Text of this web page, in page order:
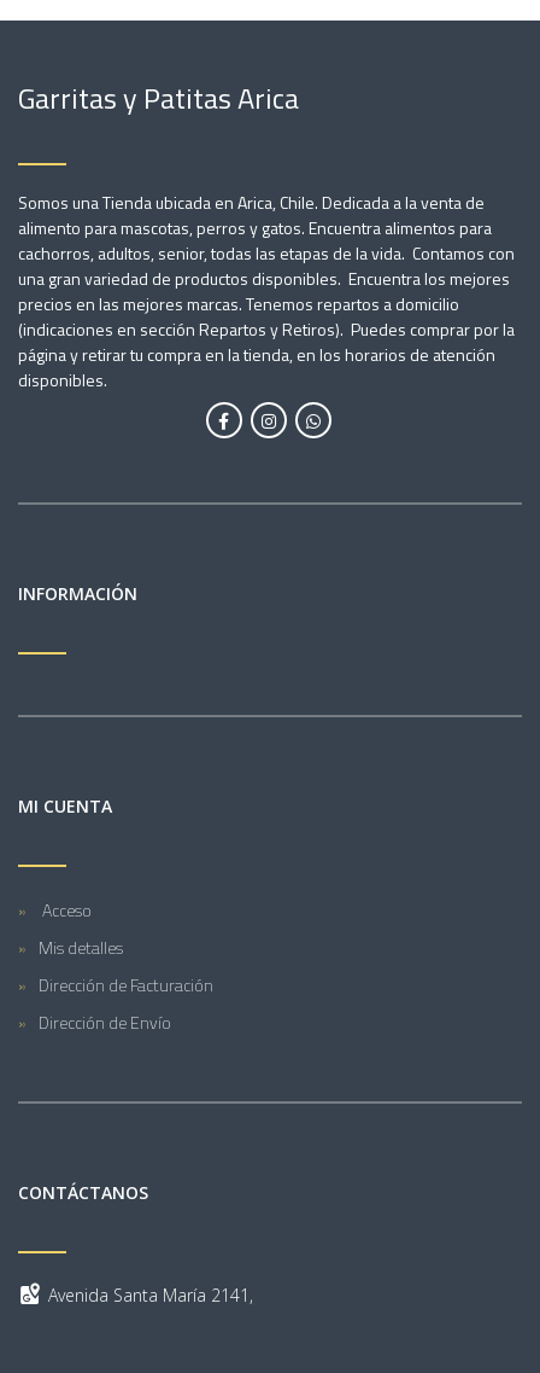
Garritas y Patitas Arica
Somos una Tienda ubicada en Arica, Chile. Dedicada a la venta de
alimento para mascotas, perros y gatos. Encuentra alimentos para
cachorros, adultos, senior, todas las etapas de la vida. Contamos con
una gran variedad de productos disponibles. Encuentra los mejores
precios en las mejores marcas. Tenemos repartos a domicilio
(indicaciones en sección Repartos y Retiros). Puedes comprar por la
página y retirar tu compra en la tienda, en los horarios de atención
disponibles.
INFORMACIÓN
MI CUENTA
Acceso
Mis detalles
Dirección de Facturación
Dirección de Envío
CONTÁCTANOS
Avenida Santa María 2141,